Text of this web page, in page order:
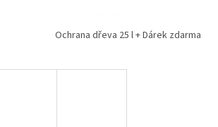
Ochrana dřeva 25 l + Dárek zdarma